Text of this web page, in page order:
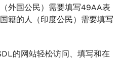
外国公民）需要填写49AA表
籍的人（印度公民）需要填写
的网站轻松访问、填写和在